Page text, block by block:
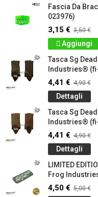
Fascia Da
023976)
3,15 € 3,50 €
Aggiungi
Tasca Sg
Industries®
4,41 € 4,90 €
Dettagli
Tasca Sg
Industries®
4,41 € 4,90 €
Dettagli
LIMITED
Frog
4,50 € 5,00 €